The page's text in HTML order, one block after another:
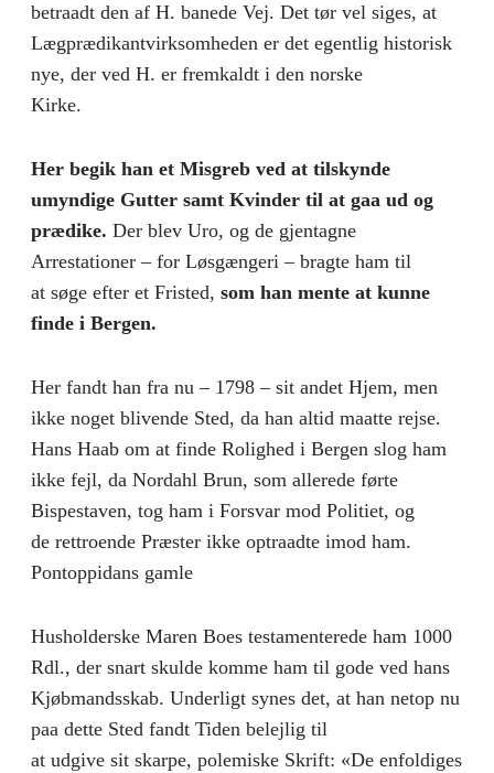
betraadt den af H. banede Vej. Det tør vel siges, at
Lægprædikantvirksomheden er det egentlig historisk
nye, der ved H. er fremkaldt i den norske
Kirke.
Her begik han et Misgreb ved at tilskynde
umyndige Gutter samt Kvinder til at gaa ud og
prædike. Der blev Uro, og de gjentagne
Arrestationer – for Løsgængeri – bragte ham til
at søge efter et Fristed, som han mente at kunne
finde i Bergen.
Her fandt han fra nu – 1798 – sit andet Hjem, men
ikke noget blivende Sted, da han altid maatte rejse.
Hans Haab om at finde Rolighed i Bergen slog ham
ikke fejl, da Nordahl Brun, som allerede førte
Bispestaven, tog ham i Forsvar mod Politiet, og
de rettroende Præster ikke optraadte imod ham.
Pontoppidans gamle
Husholderske Maren Boes testamenterede ham 1000
Rdl., der snart skulde komme ham til gode ved hans
Kjøbmandsskab. Underligt synes det, at han netop nu
paa dette Sted fandt Tiden belejlig til
at udgive sit skarpe, polemiske Skrift: «De enfoldiges